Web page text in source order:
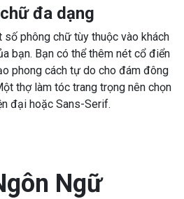
đa dạng
phông chữ tùy thuộc vào khách
bạn. Bạn có thể thêm nét cổ điển
phong cách tự do cho đám đông
thợ làm tóc trang trọng nên chọn
đại hoặc Sans-Serif.
Ngữ